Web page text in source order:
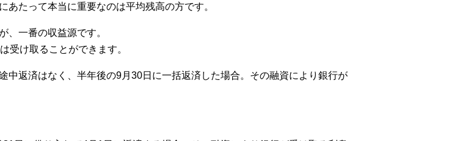
たって本当に重要なのは平均残高の方です。
、一番の収益源です。
受け取ることができます。
中返済はなく、半年後の9月30日に一括返済した場合。その融資により銀行が